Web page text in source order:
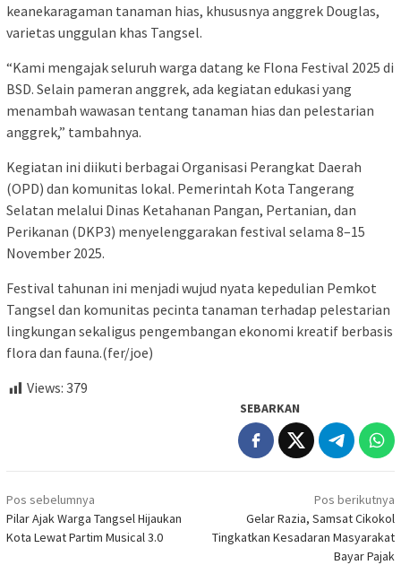
keanekaragaman tanaman hias, khususnya anggrek Douglas,
varietas unggulan khas Tangsel.
“Kami mengajak seluruh warga datang ke Flona Festival 2025 di
BSD. Selain pameran anggrek, ada kegiatan edukasi yang
menambah wawasan tentang tanaman hias dan pelestarian
anggrek,” tambahnya.
Kegiatan ini diikuti berbagai Organisasi Perangkat Daerah
(OPD) dan komunitas lokal. Pemerintah Kota Tangerang
Selatan melalui Dinas Ketahanan Pangan, Pertanian, dan
Perikanan (DKP3) menyelenggarakan festival selama 8–15
November 2025.
Festival tahunan ini menjadi wujud nyata kepedulian Pemkot
Tangsel dan komunitas pecinta tanaman terhadap pelestarian
lingkungan sekaligus pengembangan ekonomi kreatif berbasis
flora dan fauna.(fer/joe)
Views: 379
SEBARKAN
Navigasi
pos
Pos sebelumnya
Pilar Ajak Warga Tangsel Hijaukan
Kota Lewat Partim Musical 3.0
Pos berikutnya
Gelar Razia, Samsat Cikokol
Tingkatkan Kesadaran Masyarakat
Bayar Pajak